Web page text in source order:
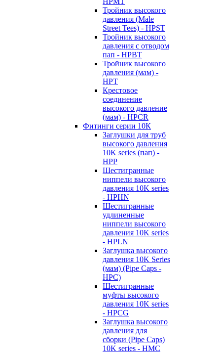
Тройник высокого
давления (Male
Street Tees) - HPST
Тройник высокого
давления с отводом
пап - HPBT
Тройник высокого
давления (мам) -
HPT
Крестовое
соединение
высокого давление
(мам) - HPCR
Фитинги серии 10К
Заглушки для труб
высокого давления
10K series (пап) -
HPP
Шестигранные
ниппели высокого
давления 10K series
- HPHN
Шестигранные
удлиненные
ниппели высокого
давления 10K series
- HPLN
Заглушка высокого
давления 10K Series
(мам) (Pipe Caps -
HPC)
Шестигранные
муфты высокого
давления 10K series
- HPCG
Заглушка высокого
давления для
сборки (Pipe Caps)
10K series - HMC